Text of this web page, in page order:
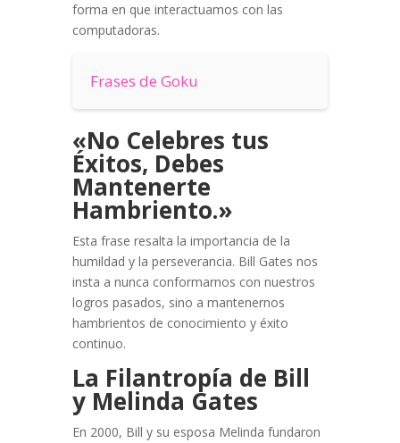
forma en que interactuamos con las
computadoras.
Frases de Goku
«No Celebres tus
Éxitos, Debes
Mantenerte
Hambriento.»
Esta frase resalta la importancia de la
humildad y la perseverancia. Bill Gates nos
insta a nunca conformarnos con nuestros
logros pasados, sino a mantenernos
hambrientos de conocimiento y éxito
continuo.
La Filantropía de Bill
y Melinda Gates
En 2000, Bill y su esposa Melinda fundaron